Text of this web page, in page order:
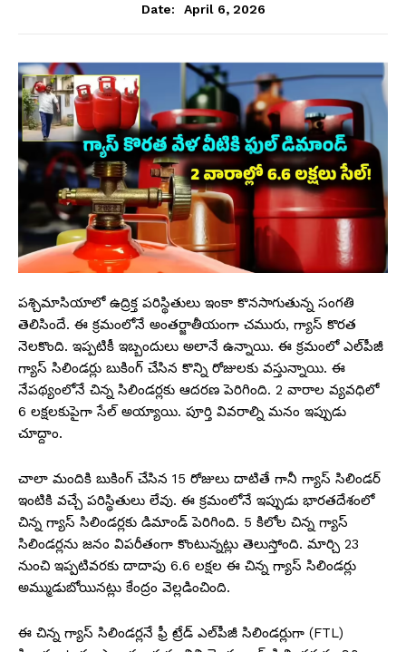
Date:
April 6, 2026
పశ్చిమాసియాలో ఉద్రిక్త పరిస్థితులు ఇంకా కొనసాగుతున్న సంగతి
తెలిసిందే. ఈ క్రమంలోనే అంతర్జాతీయంగా చమురు, గ్యాస్ కొరత
నెలకొంది. ఇప్పటికీ ఇబ్బందులు అలానే ఉన్నాయి. ఈ క్రమంలో ఎల్‌పీజీ
గ్యాస్ సిలిండర్లు బుకింగ్ చేసిన కొన్ని రోజులకు వస్తున్నాయి. ఈ
నేపథ్యంలోనే చిన్న సిలిండర్లకు ఆదరణ పెరిగింది. 2 వారాల వ్యవధిలో
6 లక్షలకుపైగా సేల్ అయ్యాయి. పూర్తి వివరాల్ని మనం ఇప్పుడు
చూద్దాం.
చాలా మందికి బుకింగ్ చేసిన 15 రోజులు దాటితే గానీ గ్యాస్ సిలిండర్
ఇంటికి వచ్చే పరిస్థితులు లేవు. ఈ క్రమంలోనే ఇప్పుడు భారతదేశంలో
చిన్న గ్యాస్ సిలిండర్లకు డిమాండ్ పెరిగింది. 5 కిలోల చిన్న గ్యాస్
సిలిండర్లను జనం విపరీతంగా కొంటున్నట్లు తెలుస్తోంది. మార్చి 23
నుంచి ఇప్పటివరకు దాదాపు 6.6 లక్షల ఈ చిన్న గ్యాస్ సిలిండర్లు
అమ్ముడుబోయినట్లు కేంద్రం వెల్లడించింది.
ఈ చిన్న గ్యాస్ సిలిండర్లనే ఫ్రీ ట్రేడ్ ఎల్‌పీజీ సిలిండర్లుగా (FTL)